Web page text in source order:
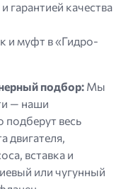
гарантией качества
и муфт в «Гидро-
подбор: Мы
— наши
весь
двигателя,
вставка и
или чугунный